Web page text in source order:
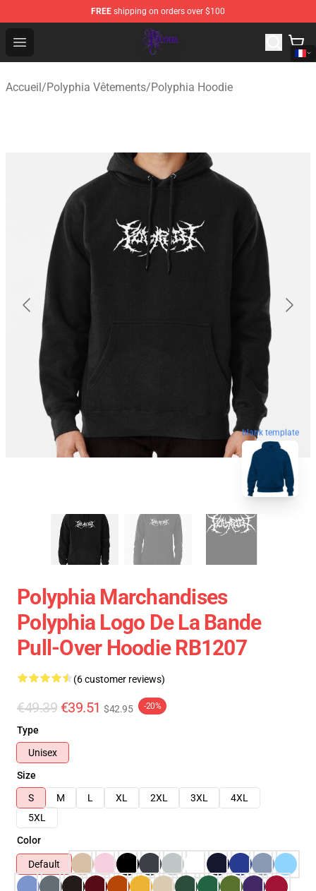
FREE shipping on orders over $100
Open menu
Polyphia Shop - Official Polyphia Merchandise Store
Accueil/Polyphia Vêtements/Polyphia Hoodie
blank template
Polyphia Marchandises
Polyphia Logo De La Bande
Pull-Over Hoodie RB1207
(6 customer reviews)
€49.39 €39.51 $42.95 -20%
Type
Unisex
Size
S
M L XL 2XL 3XL
4XL
5XL
Color
Default